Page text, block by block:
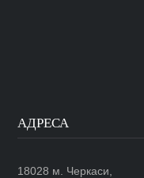
АДРЕСА
18028 м. Черкаси,